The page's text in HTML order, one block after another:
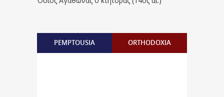
PEMPTOUSIA ORTHODOXIA